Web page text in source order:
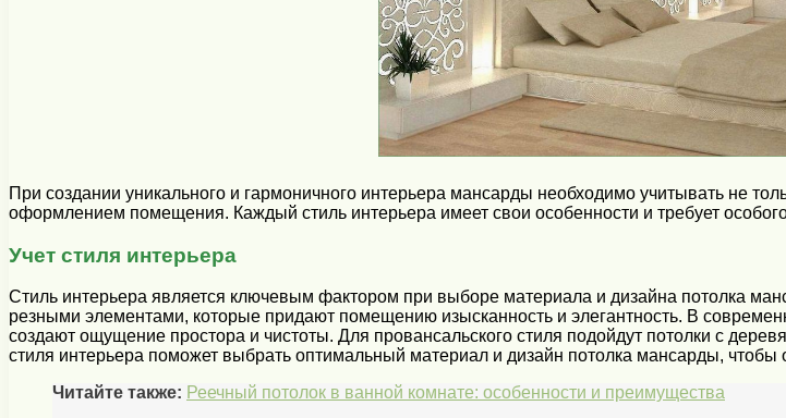
При создании уникального и гармоничного интерьера мансарды необходимо учитывать не
оформлением помещения. Каждый стиль интерьера имеет свои особенности и требует
Учет стиля интерьера
Стиль интерьера является ключевым фактором при выборе материала и дизайна потолка
резными элементами, которые придают помещению изысканность и элегантность. В
создают ощущение простора и чистоты. Для провансальского стиля подойдут потолки с
стиля интерьера поможет выбрать оптимальный материал и дизайн потолка мансарды,
Читайте также: Реечный потолок в ванной комнате: особенности и преимущества